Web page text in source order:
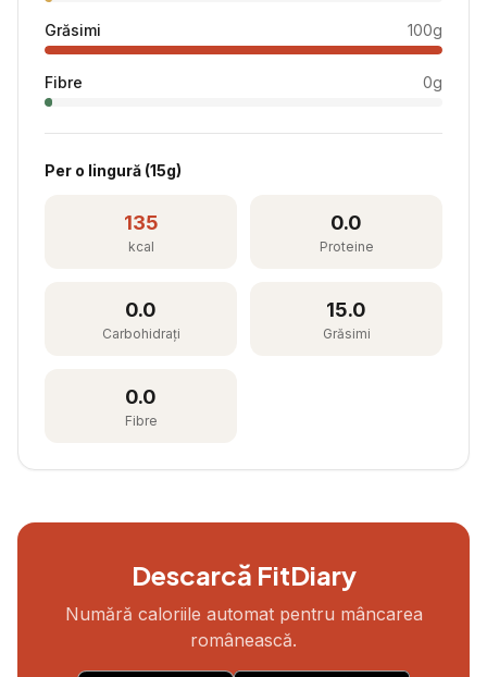
Grăsimi 100g
Fibre 0g
Per o lingură (15g)
135
kcal
0.0
Proteine
0.0
Carbohidrați
15.0
Grăsimi
0.0
Fibre
Descarcă FitDiary
Numără caloriile automat pentru mâncarea
românească.